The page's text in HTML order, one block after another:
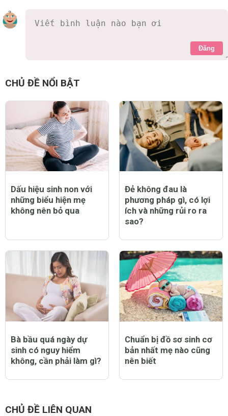
Đăng
CHỦ ĐỀ NỔI BẬT
Dấu hiệu sinh non với
những biểu hiện mẹ
không nên bỏ qua
Đẻ không đau là
phương pháp gì, có lợi
ích và những rủi ro ra
sao?
Bà bầu quá ngày dự
sinh có nguy hiểm
không, cần phải làm gì?
Chuẩn bị đồ sơ sinh cơ
bản nhất mẹ nào cũng
nên biết
CHỦ ĐỀ LIÊN QUAN